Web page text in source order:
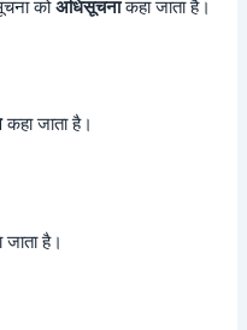
कोअधिसूचनाकहा जाता है।
कहा जाता है।
जाता है।